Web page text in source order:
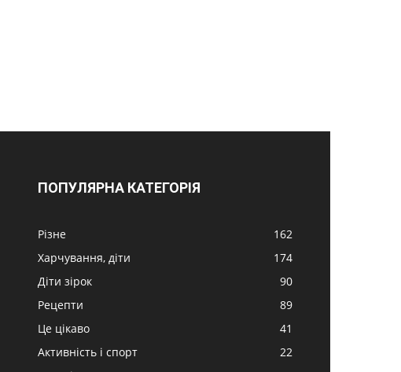
ПОПУЛЯРНА КАТЕГОРІЯ
Різне
162
Харчування, діти
174
Діти зірок
90
Рецепти
89
Це цікаво
41
Активність і спорт
22